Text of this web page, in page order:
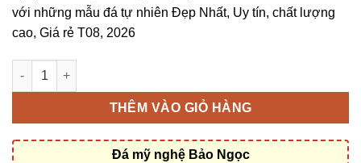
với những mẫu đá tự nhiên Đẹp Nhất, Uy tín, chất lượng
cao, Giá rẻ T08, 2026
Bán và xây dựng, làm Mộ đá lục giác ở Thừa Thiên Huế rẻ
THÊM VÀO GIỎ HÀNG
Đá mỹ nghệ Bảo Ngọc